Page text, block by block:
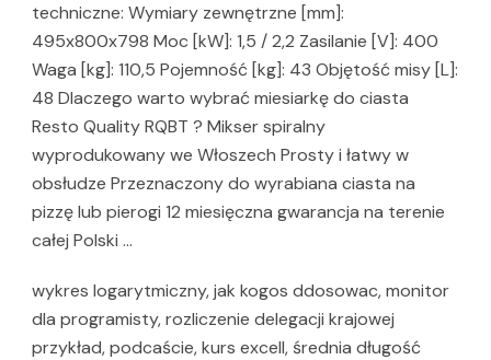
techniczne: Wymiary zewnętrzne [mm]:
495x800x798 Moc [kW]: 1,5 / 2,2 Zasilanie [V]: 400
Waga [kg]: 110,5 Pojemność [kg]: 43 Objętość misy [L]:
48 Dlaczego warto wybrać miesiarkę do ciasta
Resto Quality RQBT ? Mikser spiralny
wyprodukowany we Włoszech Prosty i łatwy w
obsłudze Przeznaczony do wyrabiana ciasta na
pizzę lub pierogi 12 miesięczna gwarancja na terenie
całej Polski …
wykres logarytmiczny, jak kogos ddosowac, monitor
dla programisty, rozliczenie delegacji krajowej
przykład, podcaście, kurs excell, średnia długość